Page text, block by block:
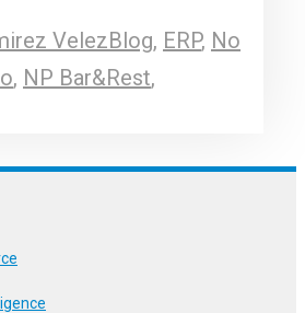
VelezBlog, ERP, No
, NP Bar&Rest,